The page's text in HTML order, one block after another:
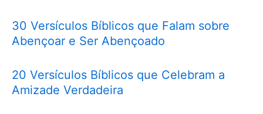
30 Versículos Bíblicos que Falam sobre
Abençoar e Ser Abençoado
20 Versículos Bíblicos que Celebram a
Amizade Verdadeira